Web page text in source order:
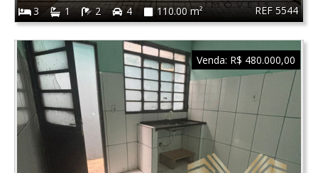
REF 5544
3
1 2 4 110.00 m²
Venda: R$ 480.000,00